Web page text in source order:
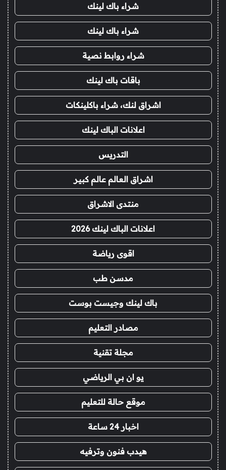
شراء باك لينك
شراء باك لينك
شراء روابط نصية
باقات باك لينك
اشراق لنك، شراء باكلينكات
اعلانات الباك لينك
التدريس
اشراق العالم عالم كبير
منتدى الاشراق
اعلانات الباك لينك 2026
اقوى رياضة
مدسن طب
باك لينك وجيست بوست
مصادر التعليم
مجلة تقنية
يو ان بي الرياضي
موقع حالة للتعليم
اخبار 24 ساعة
هيدب فنون وترفيه